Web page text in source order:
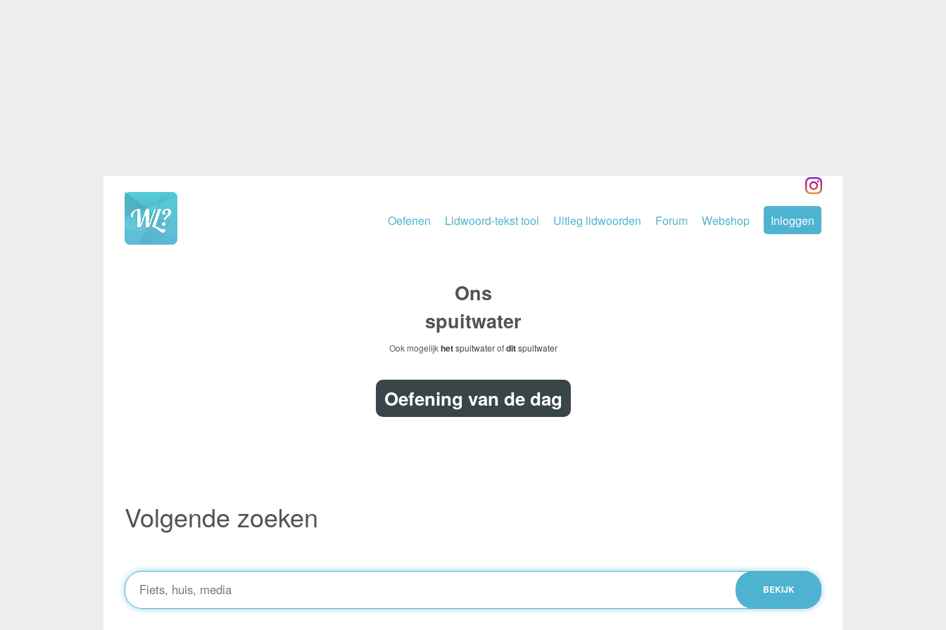
Oefenen Lidwoord-tekst tool Uitleg lidwoorden Forum Webshop Inloggen
Ons
spuitwater
Ook mogelijkhetspuitwaterofditspuitwater
Oefening van de dag
Volgende zoeken